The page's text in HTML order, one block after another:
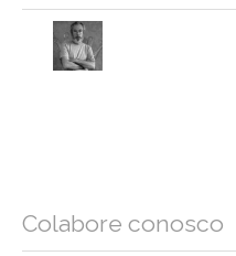
Colabore conosco